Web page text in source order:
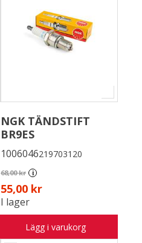
NGK TÄNDSTIFT
BR9ES
1006046219703120
68,00 kr i
55,00 kr
I lager
Lägg i varukorg